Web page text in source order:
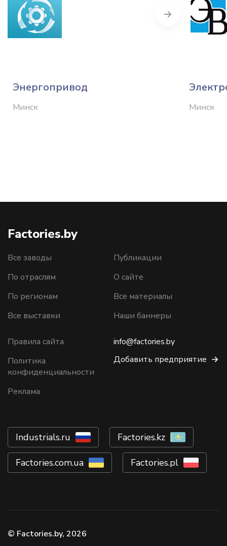
Энергопривод
Минск Минск
Next
Factories.by
Все заводы
По отраслям
По регионам
Все выставки
Публикации
О сайте
Все материалы
Наши баннеры
Правила сайта
Политика
конфиденциальности
Реклама
info@factories.by
Добавить предприятие
Industrials.ru Factories.kz
Factories.com.ua Factories.pl
© Factories.by, 2026